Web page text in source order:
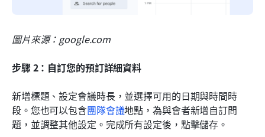
圖片來源：google.com
步驟 2：自訂您的預訂詳細資料
新增標題、設定會議時長，並選擇可用的日期與時間時
段。您也可以包含團隊會議地點，為與會者新增自訂問
題，並調整其他設定。完成所有設定後，點擊儲存。